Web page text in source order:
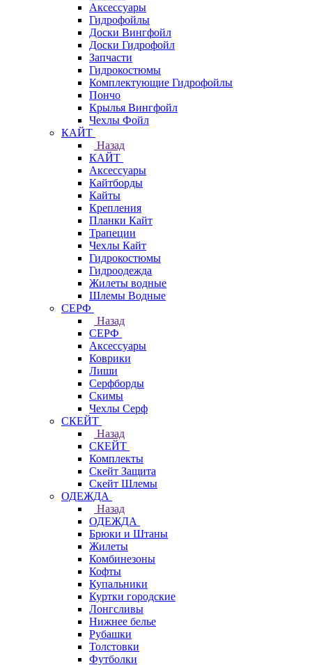
Аксессуары
Гидрофойлы
Доски Вингфойл
Доски Гидрофойл
Запчасти
Гидрокостюмы
Комплектующие Гидрофойлы
Пончо
Крылья Вингфойл
Чехлы Фойл
КАЙТ
Назад
КАЙТ
Аксессуары
Кайтборды
Кайты
Крепления
Планки Кайт
Трапеции
Чехлы Кайт
Гидрокостюмы
Гидроодежда
Жилеты водные
Шлемы Водные
СЕРФ
Назад
СЕРФ
Аксессуары
Коврики
Лиши
Серфборды
Скимы
Чехлы Cерф
СКЕЙТ
Назад
СКЕЙТ
Комплекты
Скейт Защита
Скейт Шлемы
ОДЕЖДА
Назад
ОДЕЖДА
Брюки и Штаны
Жилеты
Комбинезоны
Кофты
Купальники
Куртки городские
Лонгсливы
Нижнее белье
Рубашки
Толстовки
Футболки